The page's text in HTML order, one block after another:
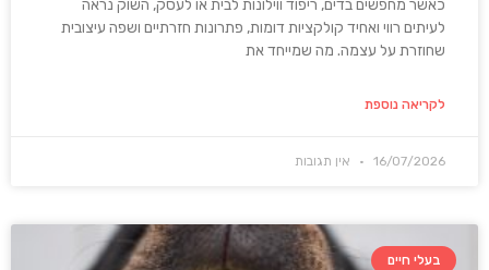
כאשר מחפשים בדים, ריפוד ווילונות לבית או לעסק, השוק נראה
לעיתים רווי ואחיד קולקציות דומות, פתרונות חזרתיים ושפה עיצובית
שחוזרת על עצמה. מה שמייחד את
לקריאה נוספת
16/07/2026 אין תגובות
בעלי חיים